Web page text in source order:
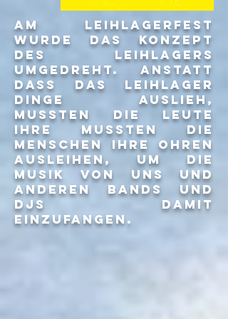
am leihlagerfest
wurde das konzept
des leihlagers
umgedreht. anstatt
dass das leihlager
dinge auslieh,
mussten die leute
ihre mussten die
menschen ihre ohren
ausleihen, um die
musik von uns und
anderen bands und
djs damit
einzufangen.